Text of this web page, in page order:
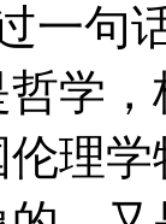
一句
学
理